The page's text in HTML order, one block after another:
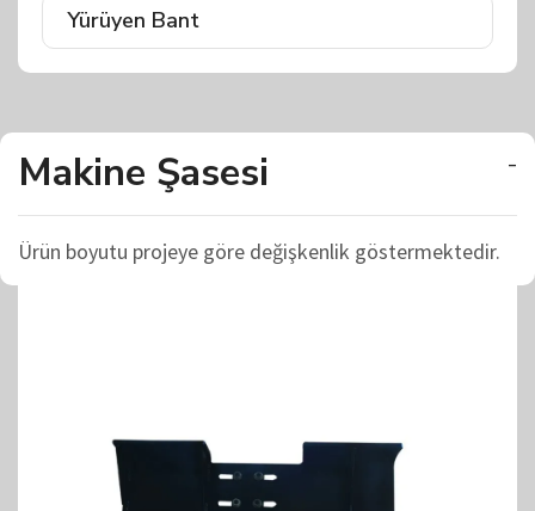
Yürüyen Bant
Makine Şasesi -
Ürün boyutu projeye göre değişkenlik göstermektedir.